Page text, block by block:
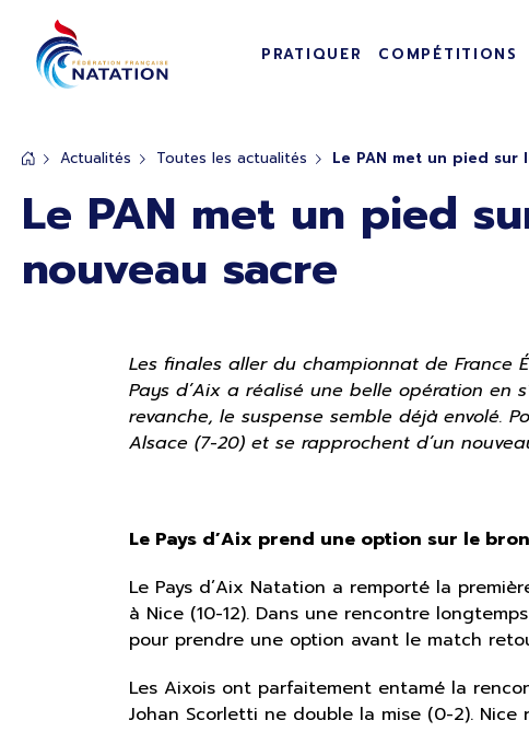
PRATIQUER COMPÉTITIONS
Actualités Toutes les actualités Le PAN met un pied
Le PAN met un pied
nouveau sacre
Les finales aller du championnat de France
Pays d’Aix a réalisé une belle opération en
revanche, le suspense semble déjà envolé.
Alsace (7-20) et se rapprochent d’un
Le Pays d’Aix prend une option sur le
Le Pays d’Aix Natation a remporté la
à Nice (10-12). Dans une rencontre
pour prendre une option avant le match
Les Aixois ont parfaitement entamé la
Johan Scorletti ne double la mise (0-2).
Panneau de gestion des cookies